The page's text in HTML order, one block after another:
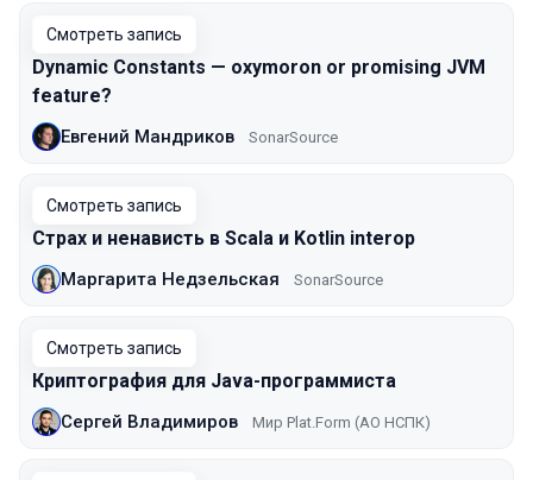
Смотреть запись
Dynamic Constants — oxymoron or promising JVM
feature?
Евгений Мандриков SonarSource
Смотреть запись
Страх и ненависть в Scala и Kotlin interop
Маргарита Недзельская SonarSource
Смотреть запись
Криптография для Java-программиста
Сергей Владимиров Мир Plat.Form (АО НСПК)